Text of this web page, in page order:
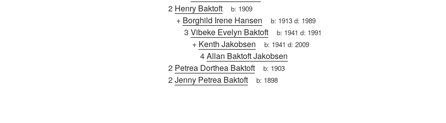
2 Henry Baktoft b: 1909
+ Borghild Irene Hansen b: 1913 d: 1989
3 Vibeke Evelyn Baktoft b: 1941 d: 1991
+ Kenth Jakobsen b: 1941 d:2009
4Allan Baktoft Jakobsen
2 Petrea Dorthea Baktoft b: 1903
2Jenny Petrea Baktoft b: 1898